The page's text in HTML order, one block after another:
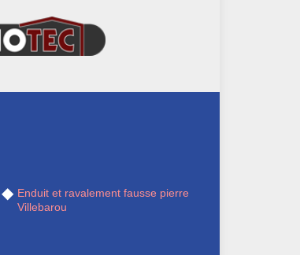
Enduit et ravalement fausse pierre
Villebarou